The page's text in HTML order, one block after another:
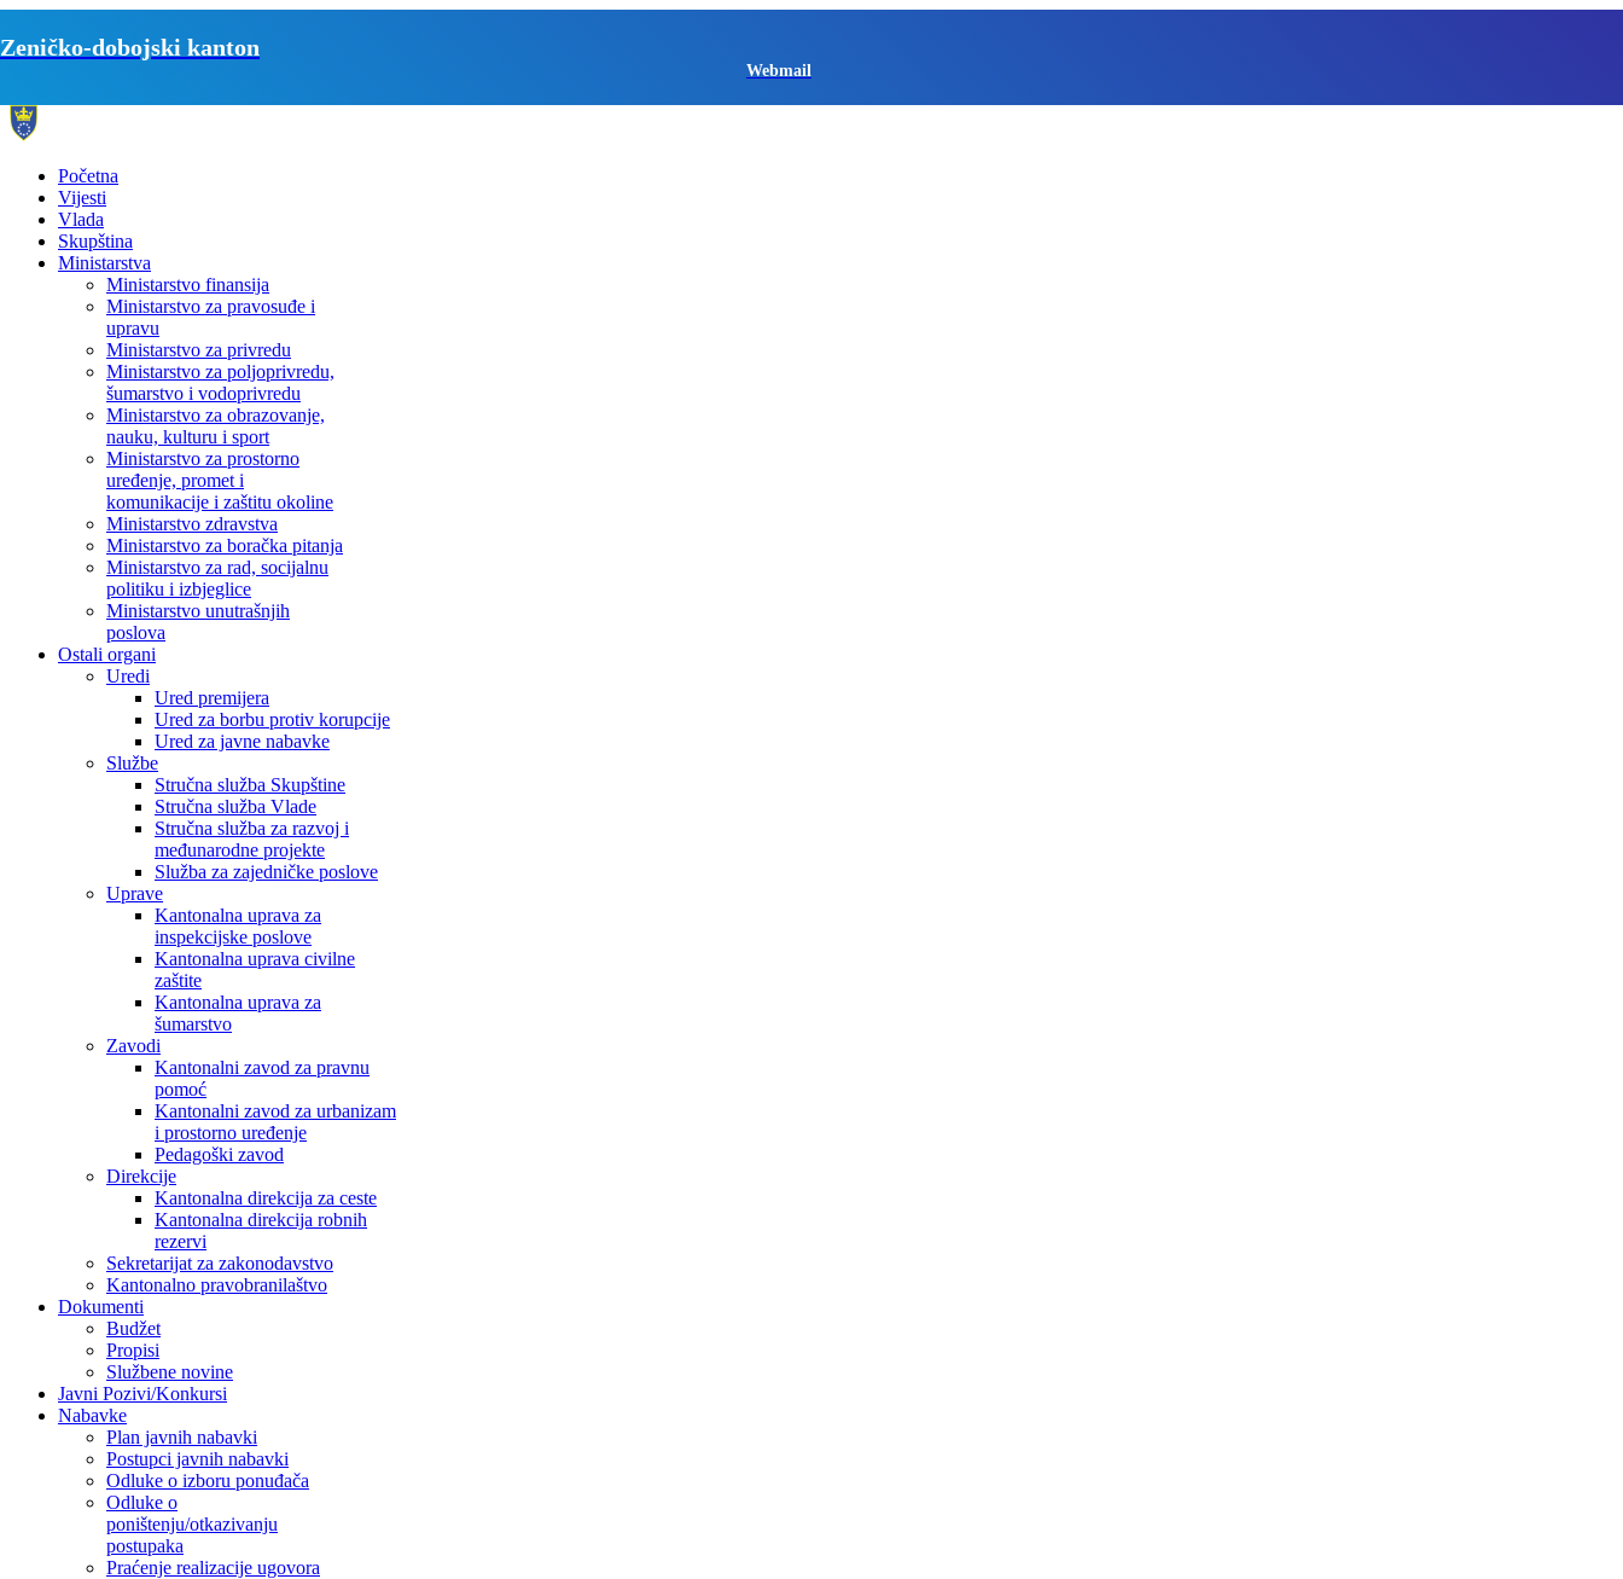
Zeničko-dobojski kanton
Webmail
Početna
Vijesti
Vlada
Skupština
Ministarstva
Ministarstvo finansija
Ministarstvo za pravosuđe i
upravu
Ministarstvo za privredu
Ministarstvo za poljoprivredu,
šumarstvo i vodoprivredu
Ministarstvo za obrazovanje,
nauku, kulturu i sport
Ministarstvo za prostorno
uređenje, promet i
komunikacije i zaštitu okoline
Ministarstvo zdravstva
Ministarstvo za boračka pitanja
Ministarstvo za rad, socijalnu
politiku i izbjeglice
Ministarstvo unutrašnjih
poslova
Ostali organi
Uredi
Ured premijera
Ured za borbu protiv korupcije
Ured za javne nabavke
Službe
Stručna služba Skupštine
Stručna služba Vlade
Stručna služba za razvoj i
međunarodne projekte
Služba za zajedničke poslove
Uprave
Kantonalna uprava za
inspekcijske poslove
Kantonalna uprava civilne
zaštite
Kantonalna uprava za
šumarstvo
Zavodi
Kantonalni zavod za pravnu
pomoć
Kantonalni zavod za urbanizam
i prostorno uređenje
Pedagoški zavod
Direkcije
Kantonalna direkcija za ceste
Kantonalna direkcija robnih
rezervi
Sekretarijat za zakonodavstvo
Kantonalno pravobranilaštvo
Dokumenti
Budžet
Propisi
Službene novine
Javni Pozivi/Konkursi
Nabavke
Plan javnih nabavki
Postupci javnih nabavki
Odluke o izboru ponuđača
Odluke o
poništenju/otkazivanju
postupaka
Praćenje realizacije ugovora